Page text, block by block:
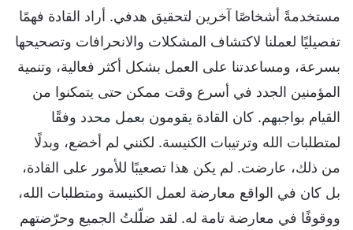
مستخدمةً أشخاصًا آخرين لتحقيق هدفي. أراد القادة فهمًا
تفصيليًا لعملنا لاكتشاف المشكلات والانحرافات وتصحيحها
بسرعة، ومساعدتنا على العمل بشكل أكثر فعالية، وتنمية
المؤمنين الجدد في أسرع وقت ممكن حتى يتمكنوا من
القيام بواجبهم. كان القادة يقومون بعمل محدد وفقًا
لمتطلبات الله وترتيبات الكنيسة. لكنني لم أخضع، وبدلًا
من ذلك، عارضت. لم يكن هذا تصعيبًا للأمور على القادة،
بل كان في الواقع معارضة لعمل الكنيسة ومتطلبات الله،
ووقوفًا في معارضة تامة له. لقد ضلّلتُ الجميع وحرّضتهم